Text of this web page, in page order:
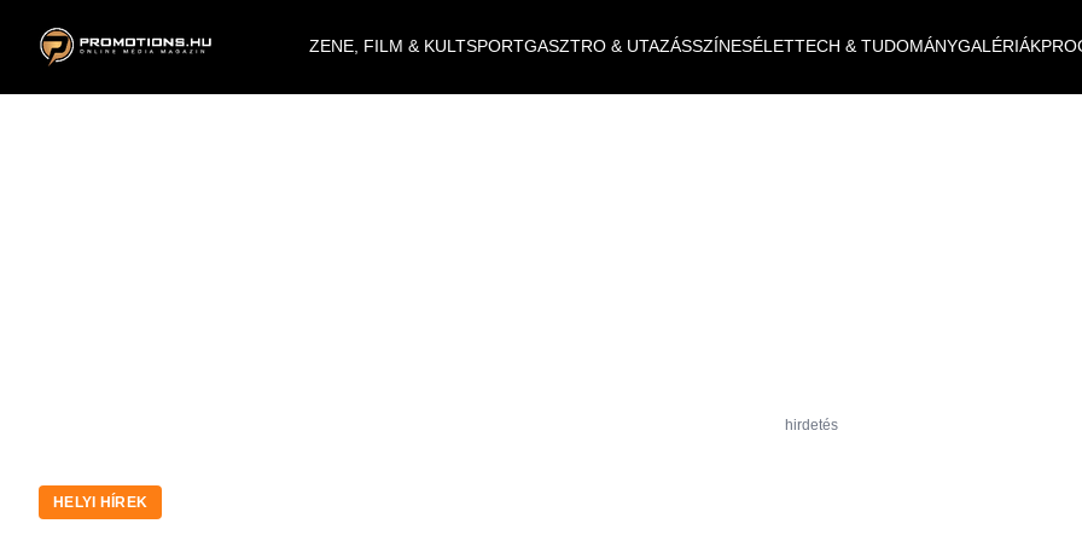
ZENE, FILM & KULTSPORTGASZTRO & UTAZÁSSZÍNESÉLETTECH & TUDOMÁNYGALÉRIÁK
hirdetés
HELYI HÍREK